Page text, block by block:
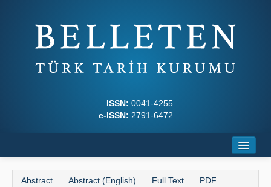
ISSN: 0041-4255
e-ISSN: 2791-6472
Abstract Abstract (English) Full Text PDF